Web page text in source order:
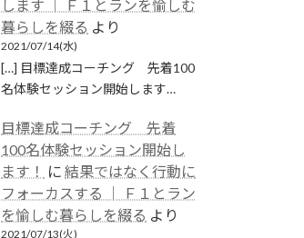
します │ Ｆ１とランを愉しむ
暮らしを綴る より
2021/07/14(水)
[…] 目標達成コーチング 先着100
名体験セッション開始します…
目標達成コーチング 先着
100名体験セッション開始し
ます！
に結果ではなく行動に
フォーカスする │ Ｆ１とラン
を愉しむ暮らしを綴る より
2021/07/13(火)